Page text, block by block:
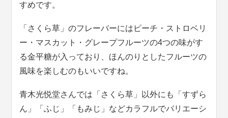
すめです。
「さくら草」のフレーバーにはピーチ・ストロベリ
ー・マスカット・グレープフルーツの4つの味がす
る金平糖が入っており、ほんのりとしたフルーツの
風味を楽しむのもいいですね。
青木光悦堂さんでは「さくら草」以外にも「すずら
ん」「ふじ」「もみじ」などカラフルでバリエーシ